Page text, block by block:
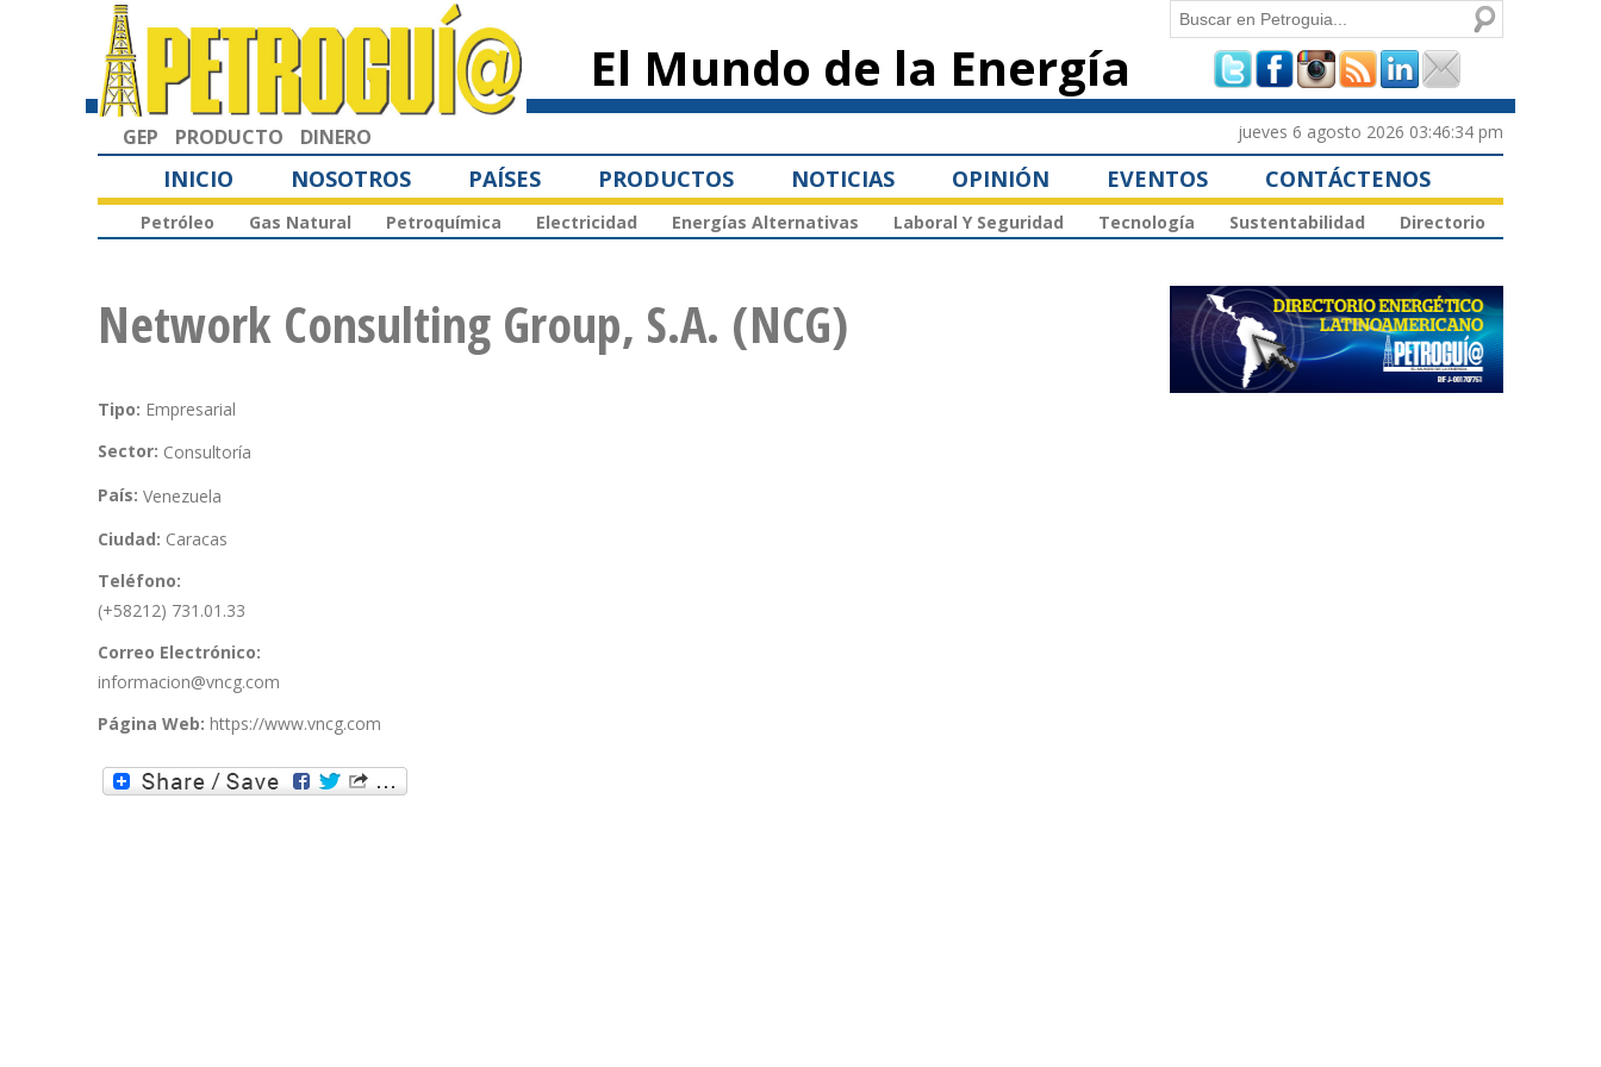
principal
El Mundo de la Energía
Formulario de
búsqueda
Buscar
GEP PRODUCTO DINERO jueves 6 agosto 2026 03:46:34 pm
INICIO NOSOTROS PAÍSES PRODUCTOS NOTICIAS OPINIÓN EVENTOS CONTÁCTENOS
Petróleo Gas Natural Petroquímica Electricidad Energías Alternativas Laboral Y Seguridad Tecnología Sustentabilidad Directorio
Network Consulting Group, S.A. (NCG)
Tipo: Empresarial
Sector: Consultoría
País: Venezuela
Ciudad: Caracas
Teléfono:
(+58212) 731.01.33
Correo Electrónico:
informacion@vncg.com
Página Web: https://www.vncg.com